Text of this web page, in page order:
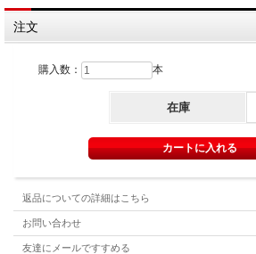
注文
購入数： 本
在庫
返品についての詳細はこちら
お問い合わせ
友達にメールですすめる